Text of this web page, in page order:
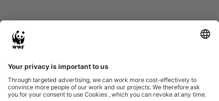
Eine Initiative von